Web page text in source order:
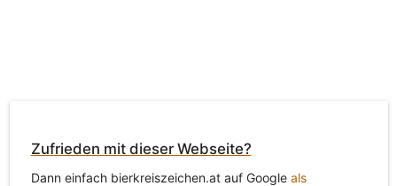
Zufrieden mit dieser Webseite?
Dann einfach bierkreiszeichen.at auf Google als